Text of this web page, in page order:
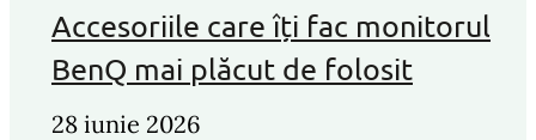
Accesoriile care îți fac monitorul
BenQ mai plăcut de folosit
28 iunie 2026